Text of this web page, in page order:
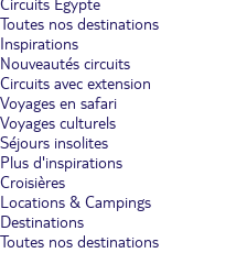
Circuits Egypte
Toutes nos destinations
Inspirations
Nouveautés circuits
Circuits avec extension
Voyages en safari
Voyages culturels
Séjours insolites
Plus d'inspirations
Croisières
Locations & Campings
Destinations
Toutes nos destinations